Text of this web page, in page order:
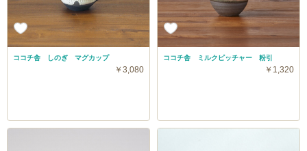
ココチ舎 しのぎ マグカップ
￥3,080
ココチ舎 ミルクピッチャー 粉引
￥1,320